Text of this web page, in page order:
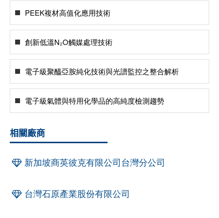
PEEK複材高值化應用技術
創新低溫N₂O觸媒處理技術
電子級聚醯亞胺純化技術與光譜監控之整合解析
電子級氣體與特用化學品的高純度檢測趨勢
相關廠商
新加坡商英彼克有限公司台灣分公司
台灣石原產業股份有限公司